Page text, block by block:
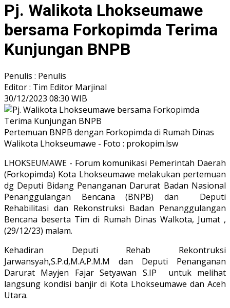
Pj. Walikota Lhokseumawe
bersama Forkopimda Terima
Kunjungan BNPB
Penulis : Penulis
Editor : Tim Editor Marjinal
30/12/2023 08:30 WIB
Pertemuan BNPB dengan Forkopimda di Rumah Dinas
Walikota Lhokseumawe - Foto : prokopim.lsw
LHOKSEUMAWE - Forum komunikasi Pemerintah Daerah
(Forkopimda) Kota Lhokseumawe melakukan pertemuan
dg Deputi Bidang Penanganan Darurat Badan Nasional
Penanggulangan Bencana (BNPB) dan Deputi
Rehabilitasi dan Rekonstruksi Badan Penanggulangan
Bencana beserta Tim di Rumah Dinas Walkota, Jumat ,
(29/12/23) malam.
Kehadiran Deputi Rehab Rekontruksi
Jarwansyah,S.P.d,M.A.P.M.M dan Deputi Penanganan
Darurat Mayjen Fajar Setyawan S.IP untuk melihat
langsung kondisi banjir di Kota Lhokseumawe dan Aceh
Utara.